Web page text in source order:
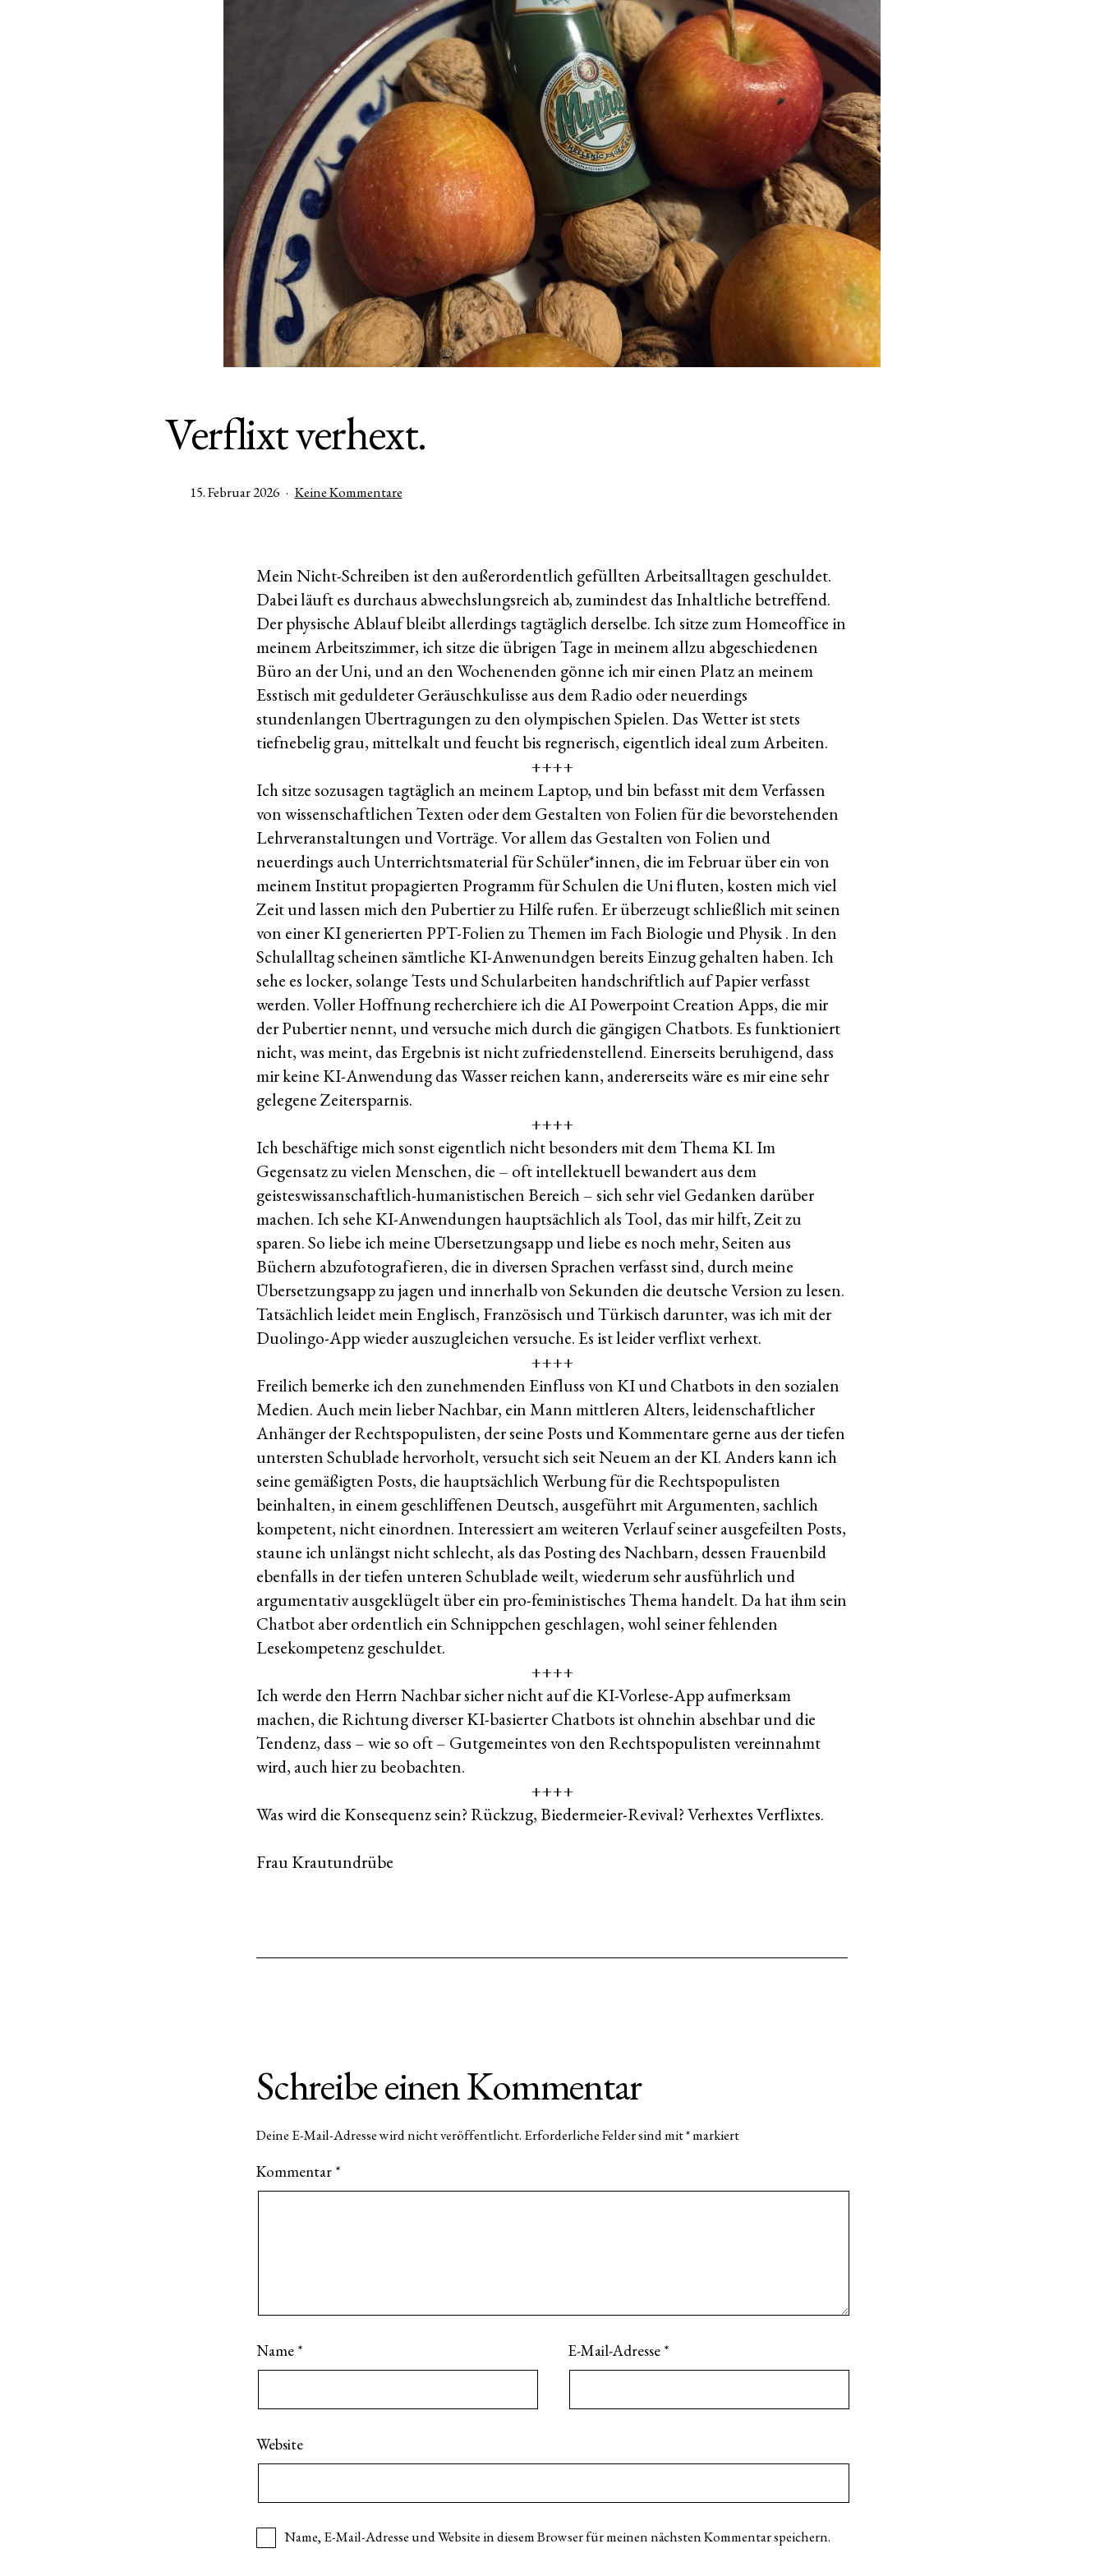
Verflixt verhext.
Veröffentlicht
15. Februar 2026 Keine Kommentarezu
Mein Nicht-Schreiben ist den außerordentlich gefüllten Arbeitsalltagen geschuldet.
Dabei läuft es durchaus abwechslungsreich ab, zumindest das Inhaltliche betreffend.
Der physische Ablauf bleibt allerdings tagtäglich derselbe. Ich sitze zum Homeoffice in
meinem Arbeitszimmer, ich sitze die übrigen Tage in meinem allzu abgeschiedenen
Büro an der Uni, und an den Wochenenden gönne ich mir einen Platz an meinem
Esstisch mit geduldeter Geräuschkulisse aus dem Radio oder neuerdings
stundenlangen Übertragungen zu den olympischen Spielen. Das Wetter ist stets
tiefnebelig grau, mittelkalt und feucht bis regnerisch, eigentlich ideal zum Arbeiten.
++++
Ich sitze sozusagen tagtäglich an meinem Laptop, und bin befasst mit dem Verfassen
von wissenschaftlichen Texten oder dem Gestalten von Folien für die bevorstehenden
Lehrveranstaltungen und Vorträge. Vor allem das Gestalten von Folien und
neuerdings auch Unterrichtsmaterial für Schüler*innen, die im Februar über ein von
meinem Institut propagierten Programm für Schulen die Uni fluten, kosten mich viel
Zeit und lassen mich den Pubertier zu Hilfe rufen. Er überzeugt schließlich mit seinen
von einer KI generierten PPT-Folien zu Themen im Fach Biologie und Physik . In den
Schulalltag scheinen sämtliche KI-Anwenundgen bereits Einzug gehalten haben. Ich
sehe es locker, solange Tests und Schularbeiten handschriftlich auf Papier verfasst
werden. Voller Hoffnung recherchiere ich die AI Powerpoint Creation Apps, die mir
der Pubertier nennt, und versuche mich durch die gängigen Chatbots. Es funktioniert
nicht, was meint, das Ergebnis ist nicht zufriedenstellend. Einerseits beruhigend, dass
mir keine KI-Anwendung das Wasser reichen kann, andererseits wäre es mir eine sehr
gelegene Zeitersparnis.
++++
Ich beschäftige mich sonst eigentlich nicht besonders mit dem Thema KI. Im
Gegensatz zu vielen Menschen, die – oft intellektuell bewandert aus dem
geisteswissanschaftlich-humanistischen Bereich – sich sehr viel Gedanken darüber
machen. Ich sehe KI-Anwendungen hauptsächlich als Tool, das mir hilft, Zeit zu
sparen. So liebe ich meine Übersetzungsapp und liebe es noch mehr, Seiten aus
Büchern abzufotografieren, die in diversen Sprachen verfasst sind, durch meine
Übersetzungsapp zu jagen und innerhalb von Sekunden die deutsche Version zu lesen.
Tatsächlich leidet mein Englisch, Französisch und Türkisch darunter, was ich mit der
Duolingo-App wieder auszugleichen versuche. Es ist leider verflixt verhext.
++++
Freilich bemerke ich den zunehmenden Einfluss von KI und Chatbots in den sozialen
Medien. Auch mein lieber Nachbar, ein Mann mittleren Alters, leidenschaftlicher
Anhänger der Rechtspopulisten, der seine Posts und Kommentare gerne aus der tiefen
untersten Schublade hervorholt, versucht sich seit Neuem an der KI. Anders kann ich
seine gemäßigten Posts, die hauptsächlich Werbung für die Rechtspopulisten
beinhalten, in einem geschliffenen Deutsch, ausgeführt mit Argumenten, sachlich
kompetent, nicht einordnen. Interessiert am weiteren Verlauf seiner ausgefeilten Posts,
staune ich unlängst nicht schlecht, als das Posting des Nachbarn, dessen Frauenbild
ebenfalls in der tiefen unteren Schublade weilt, wiederum sehr ausführlich und
argumentativ ausgeklügelt über ein pro-feministisches Thema handelt. Da hat ihm sein
Chatbot aber ordentlich ein Schnippchen geschlagen, wohl seiner fehlenden
Lesekompetenz geschuldet.
++++
Ich werde den Herrn Nachbar sicher nicht auf die KI-Vorlese-App aufmerksam
machen, die Richtung diverser KI-basierter Chatbots ist ohnehin absehbar und die
Tendenz, dass – wie so oft – Gutgemeintes von den Rechtspopulisten vereinnahmt
wird, auch hier zu beobachten.
++++
Was wird die Konsequenz sein? Rückzug, Biedermeier-Revival? Verhextes Verflixtes.
Frau Krautundrübe
Schreibe einen Kommentar
Deine E-Mail-Adresse wird nicht veröffentlicht. Erforderliche Felder sind mit*markiert
Kommentar *
Name * E-Mail-Adresse *
Website
Name, E-Mail-Adresse und Website in diesem Browser für meinen nächsten Kommentar speichern.